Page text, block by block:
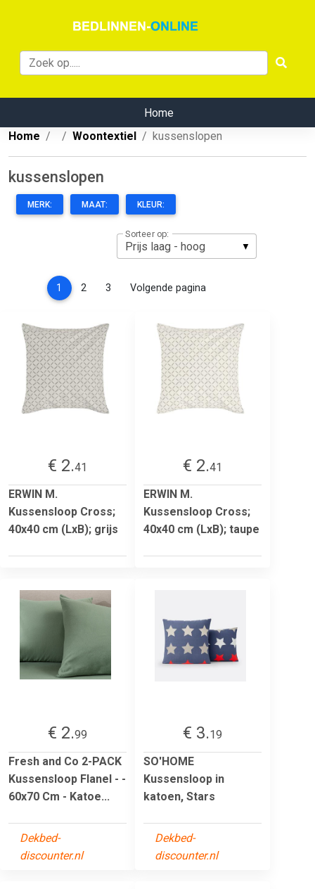
Home
Home
Woontextiel kussenslopen
kussenslopen
MERK: MAAT: KLEUR:
Sorteer op:
1 (current)
2 3 Volgende pagina
€ 2.41
ERWIN M.
Kussensloop Cross;
40x40 cm (LxB); grijs
€ 2.41
ERWIN M.
Kussensloop Cross;
40x40 cm (LxB); taupe
€ 2.99
Fresh and Co 2-PACK
Kussensloop Flanel - -
60x70 Cm - Katoe...
Dekbed-
discounter.nl
€ 3.19
SO'HOME
Kussensloop in
katoen, Stars
Dekbed-
discounter.nl